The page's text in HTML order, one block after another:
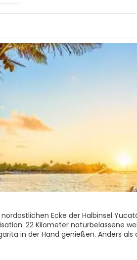
Ecke der Halbinsel
22 Kilometer naturbelassene
in der Hand genießen. Anders
exotischen Blumen, wie die